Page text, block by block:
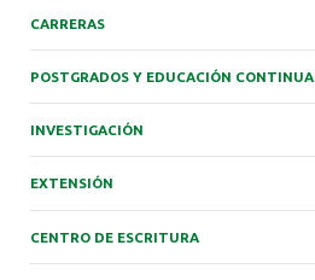
CARRERAS
POSTGRADOS Y EDUCACIÓN CONTINUA
INVESTIGACIÓN
EXTENSIÓN
CENTRO DE ESCRITURA